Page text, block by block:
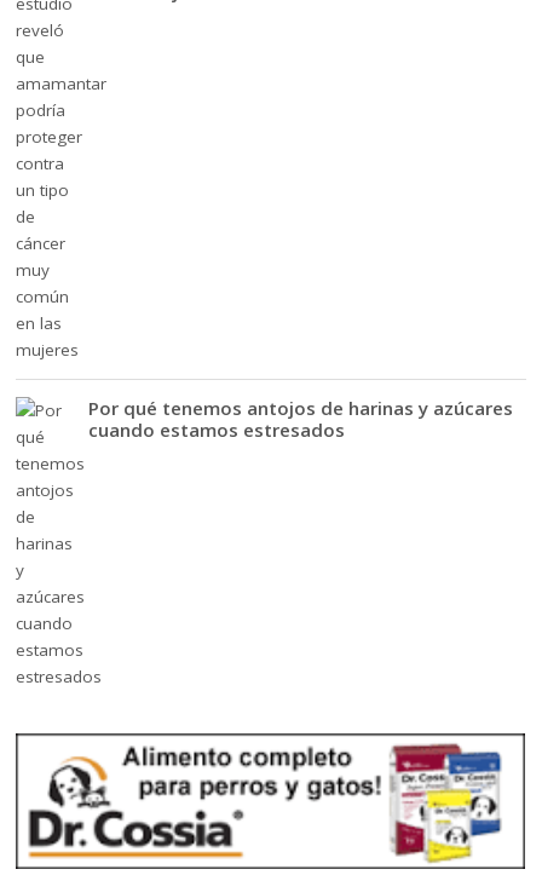
Por qué tenemos antojos de harinas y azúcares
cuando estamos estresados